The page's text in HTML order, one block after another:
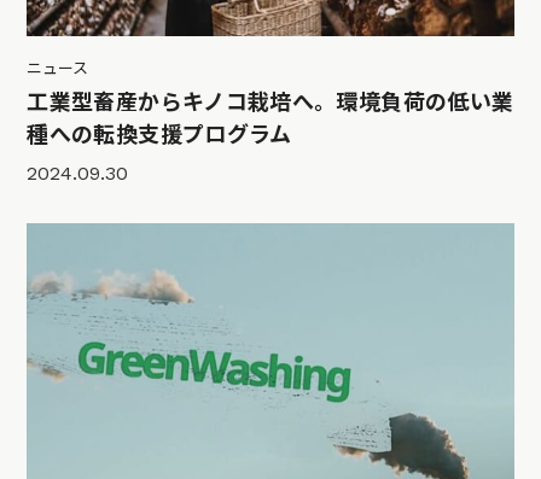
ニュース
工業型畜産からキノコ栽培へ。環境負荷の低い業
種への転換支援プログラム
2024.09.30